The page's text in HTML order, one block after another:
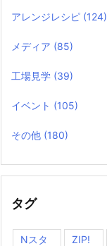
アレンジレシピ (124)
メディア (85)
工場見学 (39)
イベント (105)
その他 (180)
タグ
Nスタ ZIP!